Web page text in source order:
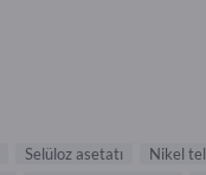
Selüloz asetatı
Nikel tel